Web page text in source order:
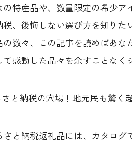
の特産品や、数量限定の希少
税、後悔しない選び方を知り
の数々、この記事を読めばあ
感動した品々を余すことなく
さと納税の穴場！地元民も驚く
さと納税返礼品には、カタロ